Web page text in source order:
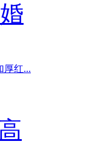
厚红...